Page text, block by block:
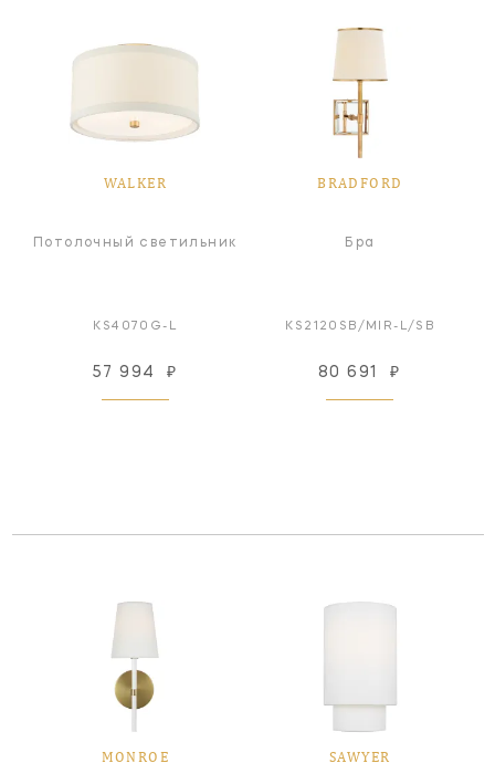
WALKER
Потолочный светильник
KS4070G-L
57 994 ₽
BRADFORD
Бра
KS2120SB/MIR-L/SB
80 691 ₽
MONROE SAWYER